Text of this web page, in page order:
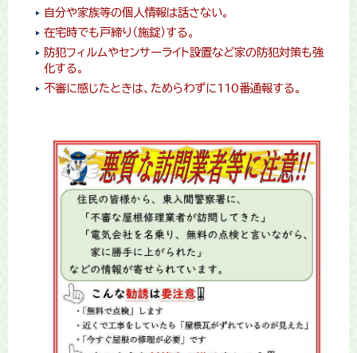
自分や家族等の個人情報は話さない。
在宅時でも戸締り（施錠）する。
防犯フィルムやセンサーライト設置など家の防犯対策も強
化する。
不審に感じたときは、ためらわずに110番通報する。